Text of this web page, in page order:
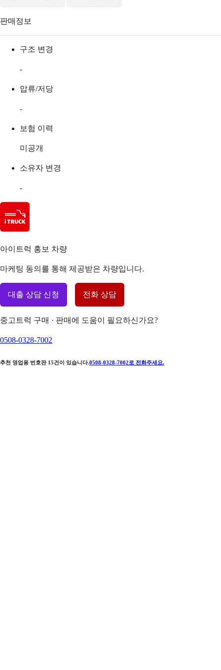
판매정보
구조 변경
-
압류/저당
-
보험 이력
미공개
소유자 변경
-
아이트럭 홍보 차량
마케팅 동의를 통해 제공받은 차량입니다.
대출 상담 신청 전화 상담
중고트럭 구매 · 판매에 도움이 필요하신가요?
0508-0328-7002
추천 영업용 번호판 15건이 있습니다.0508-0328-7002 로 전화주세요.